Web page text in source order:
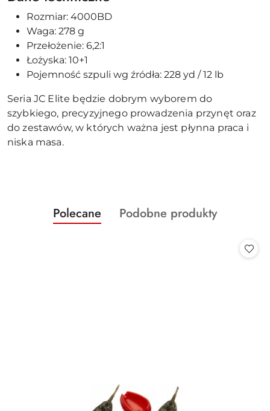
Rozmiar: 4000BD
Waga: 278 g
Przełożenie: 6,2:1
Łożyska: 10+1
Pojemność szpuli wg źródła: 228 yd / 12 lb
Seria JC Elite będzie dobrym wyborem do
szybkiego, precyzyjnego prowadzenia przynęt oraz
do zestawów, w których ważna jest płynna praca i
niska masa.
Pomiń karuzelę produktów
Produkty
o
Polecane
Produkty
Podobne produkty